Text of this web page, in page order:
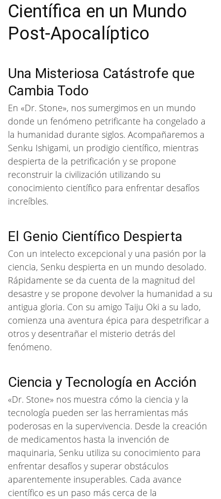
Científica en un Mundo
Post-Apocalíptico
Una Misteriosa Catástrofe que
Cambia Todo
En «Dr. Stone», nos sumergimos en un mundo
donde un fenómeno petrificante ha congelado a
la humanidad durante siglos. Acompañaremos a
Senku Ishigami, un prodigio científico, mientras
despierta de la petrificación y se propone
reconstruir la civilización utilizando su
conocimiento científico para enfrentar desafíos
increíbles.
El Genio Científico Despierta
Con un intelecto excepcional y una pasión por la
ciencia, Senku despierta en un mundo desolado.
Rápidamente se da cuenta de la magnitud del
desastre y se propone devolver la humanidad a su
antigua gloria. Con su amigo Taiju Oki a su lado,
comienza una aventura épica para despetrificar a
otros y desentrañar el misterio detrás del
fenómeno.
Ciencia y Tecnología en Acción
«Dr. Stone» nos muestra cómo la ciencia y la
tecnología pueden ser las herramientas más
poderosas en la supervivencia. Desde la creación
de medicamentos hasta la invención de
maquinaria, Senku utiliza su conocimiento para
enfrentar desafíos y superar obstáculos
aparentemente insuperables. Cada avance
científico es un paso más cerca de la